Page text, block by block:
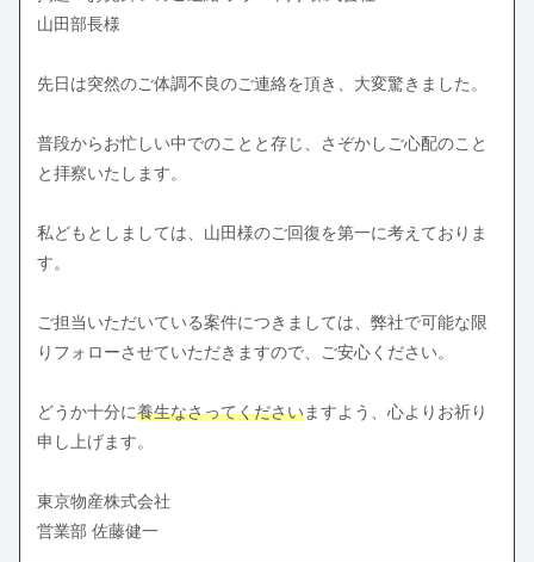
山田部長様
先日は突然のご体調不良のご連絡を頂き、大変驚きました。
普段からお忙しい中でのことと存じ、さぞかしご心配のこと
と拝察いたします。
私どもとしましては、山田様のご回復を第一に考えておりま
す。
ご担当いただいている案件につきましては、弊社で可能な限
りフォローさせていただきますので、ご安心ください。
どうか十分に養生なさってくださいますよう、心よりお祈り
申し上げます。
東京物産株式会社
営業部 佐藤健一